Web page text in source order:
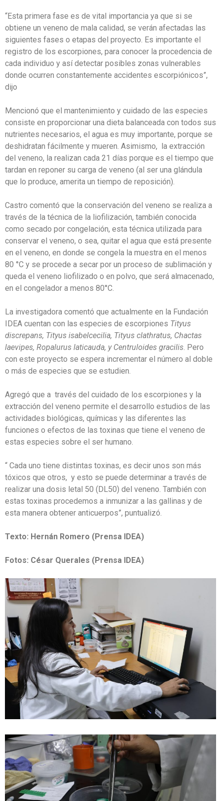
“Esta primera fase es de vital importancia ya que si se
obtiene un veneno de mala calidad, se verán afectadas las
siguientes fases o etapas del proyecto. Es importante el
registro de los escorpiones, para conocer la procedencia de
cada individuo y así detectar posibles zonas vulnerables
donde ocurren constantemente accidentes escorpiónicos”,
dijo
Mencionó que el mantenimiento y cuidado de las especies
consiste en proporcionar una dieta balanceada con todos sus
nutrientes necesarios, el agua es muy importante, porque se
deshidratan fácilmente y mueren. Asimismo, la extracción
del veneno, la realizan cada 21 días porque es el tiempo que
tardan en reponer su carga de veneno (al ser una glándula
que lo produce, amerita un tiempo de reposición).
Castro comentó que la conservación del veneno se realiza a
través de la técnica de la liofilización, también conocida
como secado por congelación, esta técnica utilizada para
conservar el veneno, o sea, quitar el agua que está presente
en el veneno, en donde se congela la muestra en el menos
80 °C y se procede a secar por un proceso de sublimación y
queda el veneno liofilizado o en polvo, que será almacenado,
en el congelador a menos 80°C.
La investigadora comentó que actualmente en la Fundación
IDEA cuentan con las especies de escorpiones Tityus
discrepans, Tityus isabelcecilia, Tityus clathratus, Chactas
laevipes, Ropalurus laticauda, y Centruloides gracilis. Pero
con este proyecto se espera incrementar el número al doble
o más de especies que se estudien.
Agregó que a través del cuidado de los escorpiones y la
extracción del veneno permite el desarrollo estudios de las
actividades biológicas, químicas y las diferentes las
funciones o efectos de las toxinas que tiene el veneno de
estas especies sobre el ser humano.
“ Cada uno tiene distintas toxinas, es decir unos son más
tóxicos que otros, y esto se puede determinar a través de
realizar una dosis letal 50 (DL50) del veneno. También con
estas toxinas procedemos a inmunizar a las gallinas y de
esta manera obtener anticuerpos”, puntualizó.
Texto: Hernán Romero (Prensa IDEA)
Fotos: César Querales (Prensa IDEA)